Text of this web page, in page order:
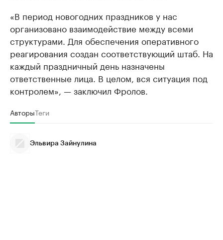
«В период новогодних праздников у нас
организовано взаимодействие между всеми
структурами. Для обеспечения оперативного
реагирования создан соответствующий штаб. На
каждый праздничный день назначены
ответственные лица. В целом, вся ситуация под
контролем», — заключил Фролов.
АвторыТеги
Эльвира Зайнулина